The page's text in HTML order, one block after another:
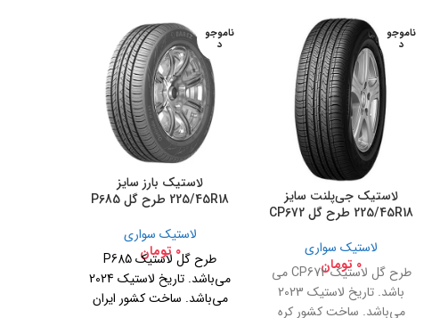
ناموجو
د
لاستیک جی‌پلنت سایز
225/45R18 طرح گل CP672
لاستیک سواری
0 تومان
طرح گل لاستیک CP672 می
باشد. تاریخ لاستیک 2023
می‌باشد. ساخت کشور کره
ناموجو
د
لاستیک بارز سایز
225/45R18 طرح گل P685
لاستیک سواری
0 تومان طرح گل لاستیک P685
می‌باشد. تاریخ لاستیک 2024
می‌باشد. ساخت کشور ایران